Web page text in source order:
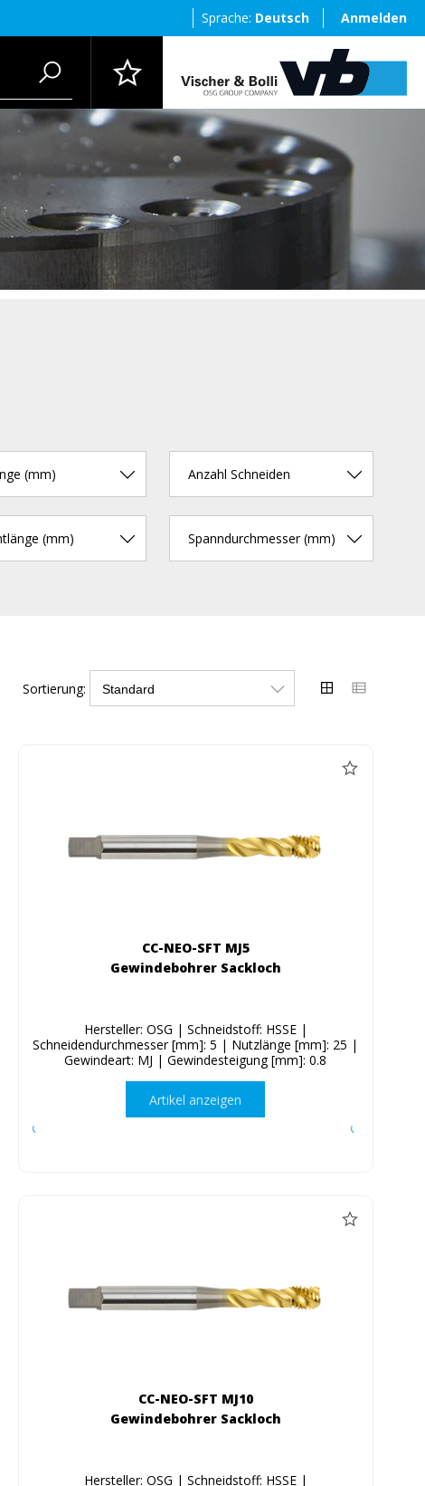
Sprache: Deutsch Anmelden
(mm) Anzahl Schneiden
(mm) Spanndurchmesser (mm)
Sortierung:
CC-NEO-SFT MJ5
Gewindebohrer Sackloch
Hersteller: OSG | Schneidstoff: HSSE |
Schneidendurchmesser [mm]: 5 | Nutzlänge [mm]: 25 |
Gewindeart: MJ | Gewindesteigung [mm]: 0.8
Artikel anzeigen
CC-NEO-SFT MJ10
Gewindebohrer Sackloch
Hersteller: OSG | Schneidstoff: HSSE |